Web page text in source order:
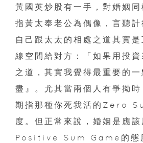
黃國英炒股有一手，對婚姻
指黃太奉老公為偶像，言聽
自己跟太太的相處之道其實
線空間給對方：「如果用投
之道，其實我覺得最重要的一
盡』。尤其當兩個人有爭拗
期指那種你死我活的Zero
度。但正常來說，婚姻是應
Positive Sum Game的態